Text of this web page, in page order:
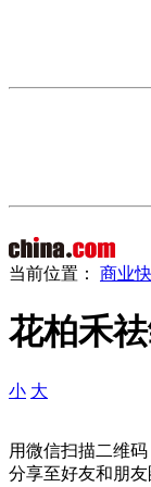
当前位置： 商业
花柏禾
小 大
用微信扫描二维码
分享至好友和朋友